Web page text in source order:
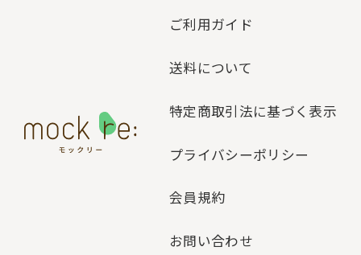
ご利用ガイド
送料について
特定商取引法に基づく表示
プライバシーポリシー
会員規約
お問い合わせ